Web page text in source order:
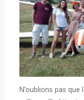
N’oublions pas